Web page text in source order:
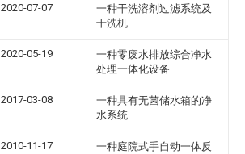
2020-07-07
一种干洗溶剂过滤系统及
干洗机
2020-05-19
一种零废水排放综合净水
处理一体化设备
2017-03-08
一种具有无菌储水箱的净
水系统
2010-11-17
一种庭院式手自动一体反